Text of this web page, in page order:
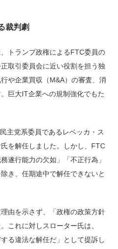
裁判劇
トランプ政権によるFTC委員の
取引委員会に近い役割を担う独
や企業買収（M&A）の審査、消
巨大IT企業への規制強化でもた
主党系委員であるレベッカ・ス
を解任しました。しかし、FTC
遂行能力の欠如」「不正行為」
き、任期途中で解任できないと
由を示さず、「政権の政策方針
これに対しスローター氏は、
る違法な解任だ」として提訴し